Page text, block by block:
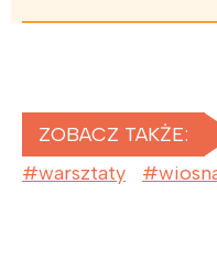
ZOBACZ TAKŻE:
warsztaty